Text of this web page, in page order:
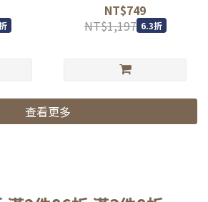
NT$749
NT$1,197 6.3折
查看更多